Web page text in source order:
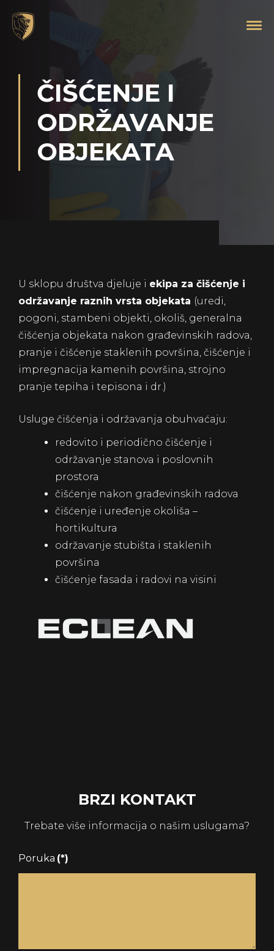
ČIŠĆENJE I
ODRŽAVANJE
OBJEKATA
U sklopu društva djeluje i ekipa za čišćenje i
održavanje raznih vrsta objekata (uredi,
pogoni, stambeni objekti, okoliš, generalna
čišćenja objekata nakon građevinskih radova,
pranje i čišćenje staklenih površina, čišćenje i
impregnacija kamenih površina, strojno
pranje tepiha i tepisona i dr.)
Usluge čišćenja i održavanja obuhvaćaju:
redovito i periodično čišćenje i
održavanje stanova i poslovnih
prostora
čišćenje nakon građevinskih radova
čišćenje i uređenje okoliša –
hortikultura
održavanje stubišta i staklenih
površina
čišćenje fasada i radovi na visini
BRZI KONTAKT
Trebate više informacija o našim uslugama?
Poruka (*)